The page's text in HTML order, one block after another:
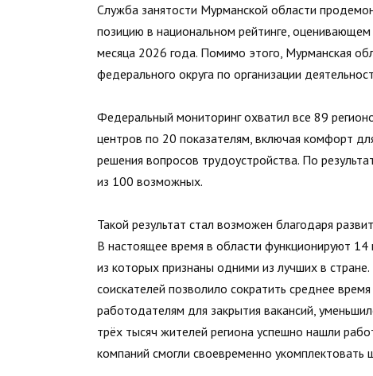
Служба занятости Мурманской области
позицию в национальном рейтинге,
месяца 2026 года. Помимо этого, Мурманская
федерального округа по организации
Федеральный мониторинг охватил все 89
центров по 20 показателям, включая комфорт
решения вопросов трудоустройства. По
из 100 возможных.
Такой результат стал возможен благодаря
В настоящее время в области функционируют
из которых признаны одними из лучших в
соискателей позволило сократить среднее
работодателям для закрытия вакансий,
трёх тысяч жителей региона успешно нашли
компаний смогли своевременно